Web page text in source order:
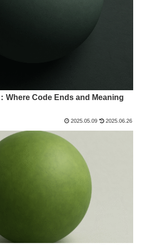
Where Code Ends and Meaning
2025.05.09 2025.06.26